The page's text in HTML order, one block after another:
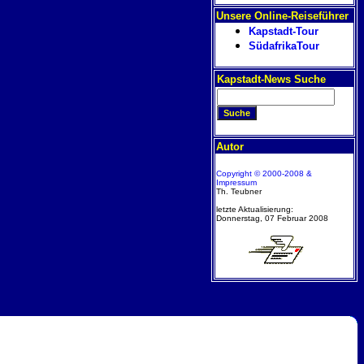
Unsere Online-Reiseführer
Kapstadt-Tour
SüdafrikaTour
Kapstadt-News Suche
Autor
Copyright © 2000-2008 &
Impressum
Th. Teubner
letzte Aktualisierung:
Donnerstag, 07 Februar 2008